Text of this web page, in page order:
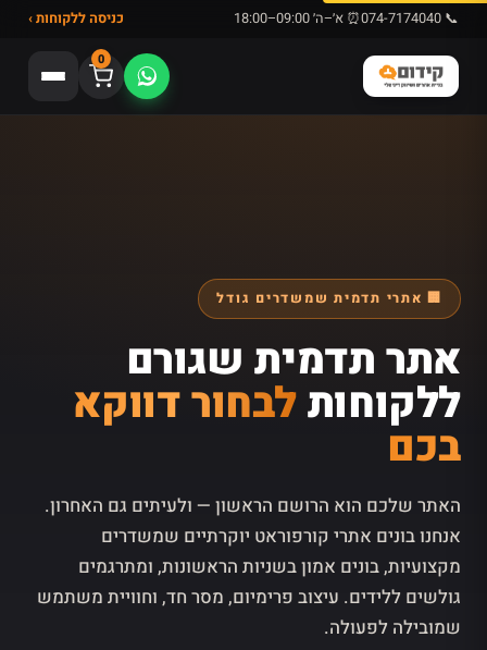
📞 074-7174040 ⏰ א׳–ה׳ 09:00–18:00 כניסה ללקוחות ›
0
🏢 אתרי תדמית שמשדרים גודל
אתר תדמית שגורם
ללקוחותלבחור דווקא
בכם
האתר שלכם הוא הרושם הראשון — ולעיתים גם האחרון.
אנחנו בונים אתרי קורפוראט יוקרתיים שמשדרים
מקצועיות, בונים אמון בשניות הראשונות, ומתרגמים
גולשים ללידים. עיצוב פרימיום, מסר חד, וחוויית משתמש
שמובילה לפעולה.